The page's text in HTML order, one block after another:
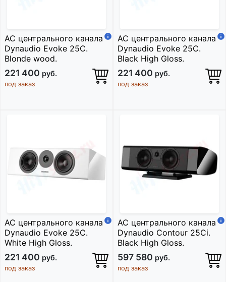
АС центрального канала
Dynaudio Evoke 25C.
Blonde wood.
221 400 руб.
под заказ
АС центрального канала
Dynaudio Evoke 25C.
Black High Gloss.
221 400 руб.
под заказ
АС центрального канала
Dynaudio Evoke 25C.
White High Gloss.
221 400 руб.
под заказ
АС центрального канала
Dynaudio Contour 25Ci.
Black High Gloss.
597 580 руб.
под заказ